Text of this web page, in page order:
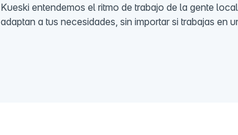
Kueski entendemos el ritmo de trabajo de la gente
adaptan a tus necesidades, sin importar si trabajas en